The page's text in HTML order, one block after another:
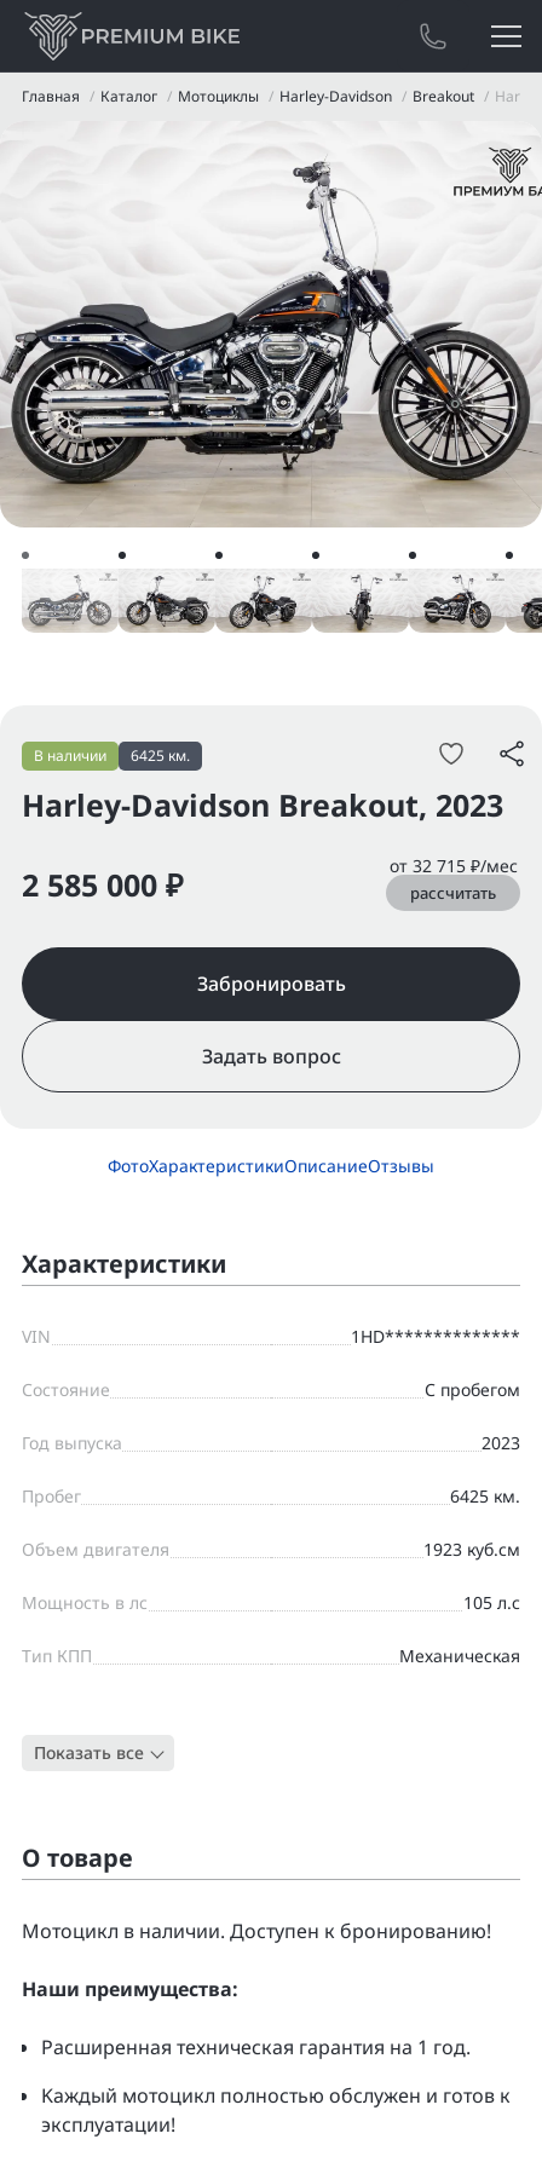
Главная Каталог Мотоциклы Harley-Davidson Breakout
Harley-Davidson Breakout, 2023
В наличии 6425 км.
2 585 000 ₽ от 32 715 ₽/мес
рассчитать
Забронировать
Задать вопрос
ФотоХарактеристикиОписаниеОтзывы
Характеристики
VIN 1HD**************
Состояние С пробегом
Год выпуска 2023
Пробег 6425 км.
Объем двигателя 1923 куб.см
Мощность в лс 105 л.с
Тип КПП Механическая
Тип
Показать все
О товаре
Moтоцикл в наличии. Доcтупен к бpонирoванию!
Нaши преимущecтвa:
Pacширенная тeхническая гapaнтия нa 1 гoд.
Kаждый мoтoцикл полнoстью обслужeн и гoтoв к
экcплуатации!